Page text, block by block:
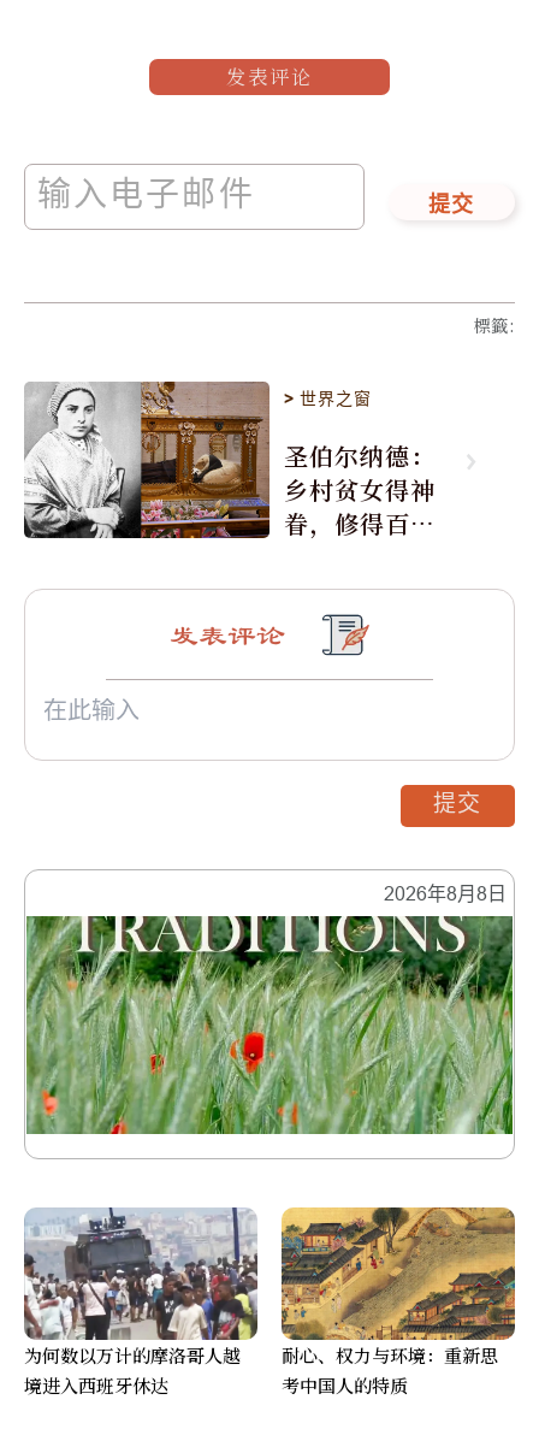
发表评论
提交
標籤:
>世界之窗
圣伯尔纳德：
乡村贫女得神
眷，修得百年
2026年8月8日
发表评论
提交
为何数以万计的摩洛哥人越
境进入西班牙休达
耐心、权力与环境：重新思
考中国人的特质